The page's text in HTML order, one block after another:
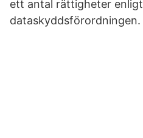
ett antal rättigheter enligt
dataskyddsförordningen.